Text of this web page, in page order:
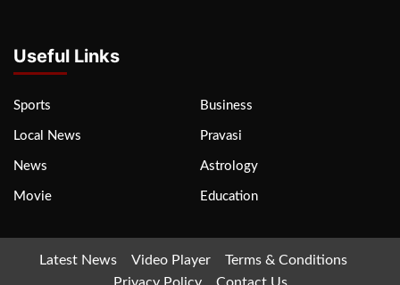
Useful Links
Sports Business
Local News Pravasi
News Astrology
Movie Education
Latest News Video Player
Terms & Conditions